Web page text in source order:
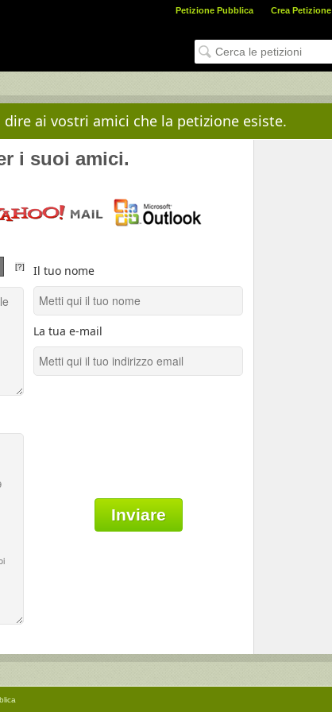
Petizione Pubblica Crea Petizione
ai vostri amici che la petizione esiste.
i suoi amici.
[?] Il tuo nome
La tua e-mail